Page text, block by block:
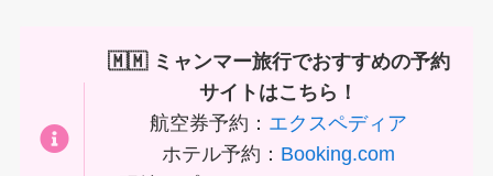
🇲🇲 ミャンマー旅行でおすすめの予約
サイトはこちら！
航空券予約： エクスペディア
ホテル予約： Booking.com